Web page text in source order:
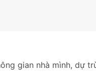
gian nhà mình, dự